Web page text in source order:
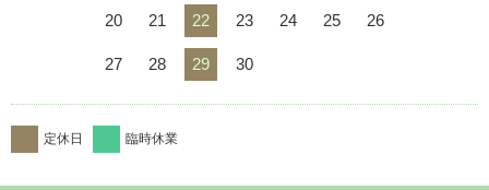
20 21 22 23 24 25 26
27 28 29 30
定休日 臨時休業